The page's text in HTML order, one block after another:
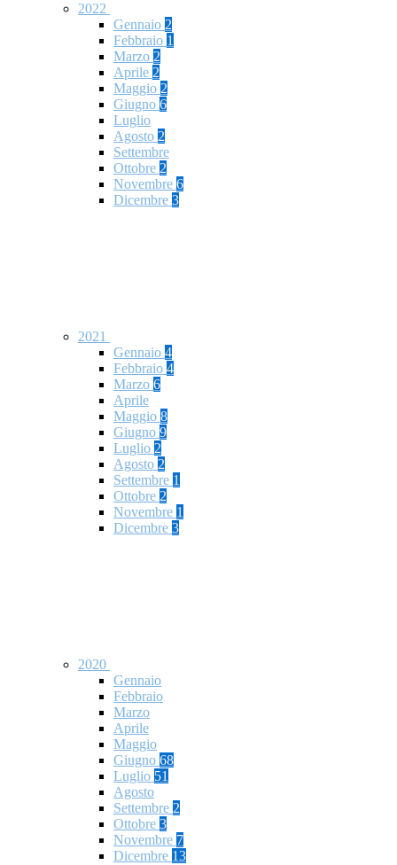
2022
Gennaio 2
Febbraio 1
Marzo 2
Aprile 2
Maggio 2
Giugno 6
Luglio
Agosto 2
Settembre
Ottobre 2
Novembre 6
Dicembre 3
2021
Gennaio 4
Febbraio 4
Marzo 6
Aprile
Maggio 8
Giugno 9
Luglio 2
Agosto 2
Settembre 1
Ottobre 2
Novembre 1
Dicembre 3
2020
Gennaio
Febbraio
Marzo
Aprile
Maggio
Giugno 68
Luglio 51
Agosto
Settembre 2
Ottobre 3
Novembre 7
Dicembre 13